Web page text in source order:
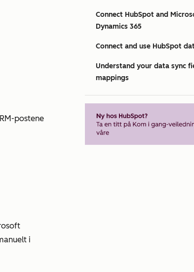
postene
i
Connect HubSpot and
Dynamics 365
Connect and use HubSpot
Understand your data sync
mappings